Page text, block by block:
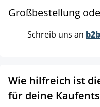
Großbestellung
Schreib uns an
Wie hilfreich ist
für deine